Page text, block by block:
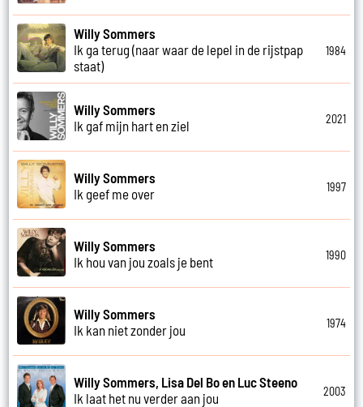
Willy Sommers
Ik ga terug (naar waar de lepel in de rijstpap
staat)
1984
Willy Sommers
Ik gaf mijn hart en ziel
2021
Willy Sommers
Ik geef me over
1997
Willy Sommers
Ik hou van jou zoals je bent
1990
Willy Sommers
Ik kan niet zonder jou
1974
Willy Sommers, Lisa Del Bo en Luc Steeno
Ik laat het nu verder aan jou
2003